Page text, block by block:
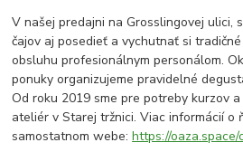
V našej predajni na Grosslingovej ulici,
čajov aj posedieť a vychutnať si
obsluhu profesionálnym personálom.
ponuky organizujeme pravidelné
Od roku 2019 sme pre potreby kurzov
ateliér v Starej tržnici. Viac informácií o
samostatnom webe:https://